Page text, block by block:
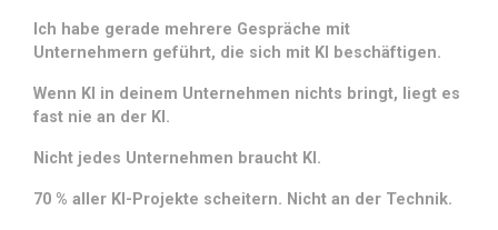
Ich habe gerade mehrere Gespräche mit
Unternehmern geführt, die sich mit KI beschäftigen.
Wenn KI in deinem Unternehmen nichts bringt, liegt es
fast nie an der KI.
Nicht jedes Unternehmen braucht KI.
70 % aller KI-Projekte scheitern. Nicht an der Technik.